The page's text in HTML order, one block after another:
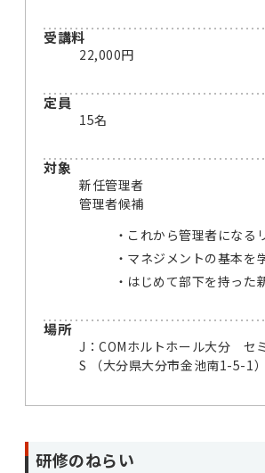
受講料
22,000円
定員
15名
対象
新任管理者
管理者候補
これから管理者になる
マネジメントの基本を
はじめて部下を持った
場所
J：COMホルトホール大分 セ
S （大分県大分市金池南1-5-1）
研修のねらい